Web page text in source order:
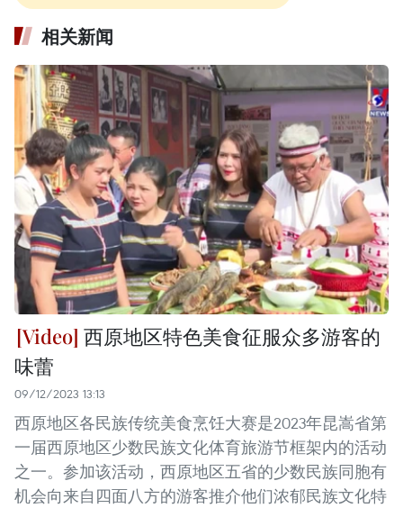
相关新闻
西原地区特色美食征服众多游客的
味蕾
09/12/2023 13:13
西原地区各民族传统美食烹饪大赛是2023年昆嵩省第
一届西原地区少数民族文化体育旅游节框架内的活动
之一。参加该活动，西原地区五省的少数民族同胞有
机会向来自四面八方的游客推介他们浓郁民族文化特